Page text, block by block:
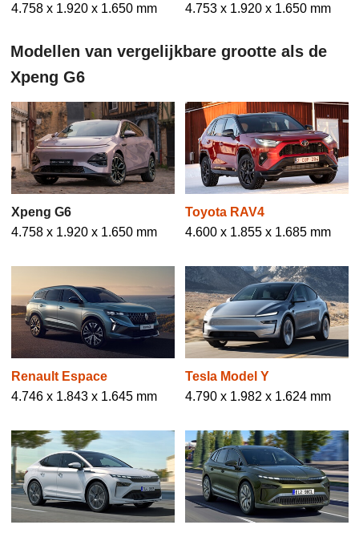
4.758 x 1.920 x 1.650 mm
4.753 x 1.920 x 1.650 mm
Modellen van vergelijkbare grootte als de
Xpeng G6
Xpeng G6
4.758 x 1.920 x 1.650 mm
Toyota RAV4
4.600 x 1.855 x 1.685 mm
Renault Espace
4.746 x 1.843 x 1.645 mm
Tesla Model Y
4.790 x 1.982 x 1.624 mm